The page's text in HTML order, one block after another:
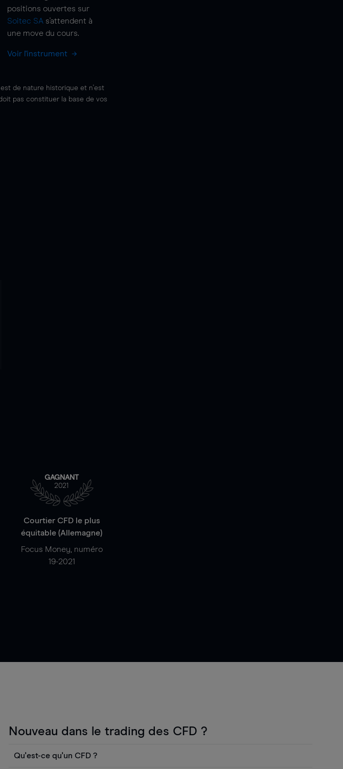
positions ouvertes sur
Soitec SA s'attendent à
une move du cours.
Voir l'instrument
de nature historique et n'est
pas constituer la base de vos
GAGNANT
2021
Courtier CFD le plus
équitable (Allemagne)
Focus Money, numéro
19-2021
Nouveau dans le trading des CFD ?
Qu'est-ce qu'un CFD ?